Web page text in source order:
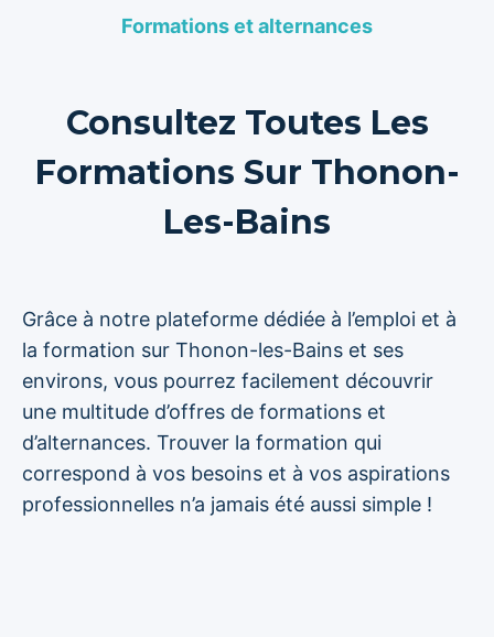
Formations et alternances
Consultez Toutes Les
Formations Sur Thonon-
Les-Bains
Grâce à notre plateforme dédiée à l’emploi et à
la formation sur Thonon-les-Bains et ses
environs, vous pourrez facilement découvrir
une multitude d’offres de formations et
d’alternances. Trouver la formation qui
correspond à vos besoins et à vos aspirations
professionnelles n’a jamais été aussi simple !